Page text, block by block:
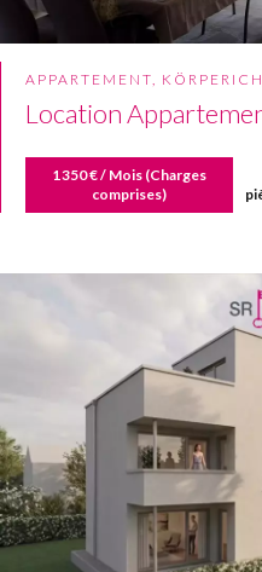
APPARTEMENT, KÖRPERICH
Location
1 350 € / Mois (Charges
comprises)